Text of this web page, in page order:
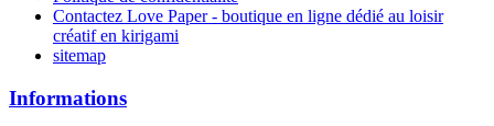
Contactez Love Paper - boutique en ligne dédié au loisir
créatif en kirigami
sitemap
Informations